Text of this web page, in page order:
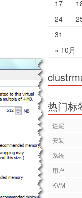
« 10月
17
24
31
热门标
烂泥
安装
系统
用户
KVM